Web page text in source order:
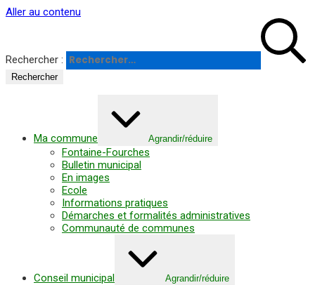
Panneau de gestion des cookies
Aller au contenu
Rechercher :
Ma commune Agrandir/réduire
Fontaine-Fourches
Bulletin municipal
En images
Ecole
Informations pratiques
Démarches et formalités administratives
Communauté de communes
Conseil municipal Agrandir/réduire